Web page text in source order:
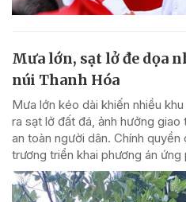
Mưa lớn, sạt lở đe dọa
núi Thanh Hóa
Mưa lớn kéo dài khiến nhiều
ra sạt lở đất đá, ảnh hưởng
an toàn người dân. Chính
trương triển khai phương án ứng